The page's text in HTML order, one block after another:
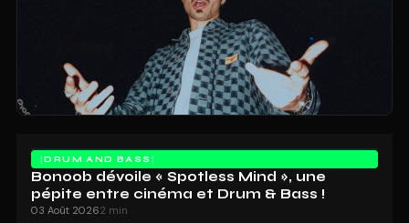
DRUM AND BASS
Bonoob dévoile « Spotless Mind », une
pépite entre cinéma et Drum & Bass !
03 Août 20262 min